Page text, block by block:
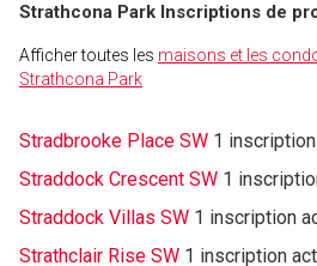
Strathcona Park Inscriptions de
Afficher toutes les maisons et les
Strathcona Park
Stradbrooke Place SW 1
Straddock Crescent SW 1
Straddock Villas SW 1 inscription
Strathclair Rise SW 1 inscription